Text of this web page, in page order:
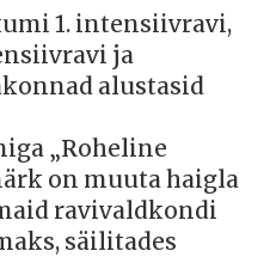
1. intensiivravi,
ja
alustasid
„Roheline
on muuta haigla
ravivaldkondi
säilitades